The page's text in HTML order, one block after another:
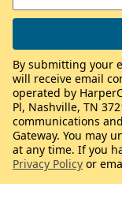
By submitting your
will receive email
operated by
Pl, Nashville, TN
communications
Gateway. You may
at any time. If you
Privacy Policy or